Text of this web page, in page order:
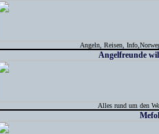
Angeln, Reisen,
Angelfreunde
Alles rund um den